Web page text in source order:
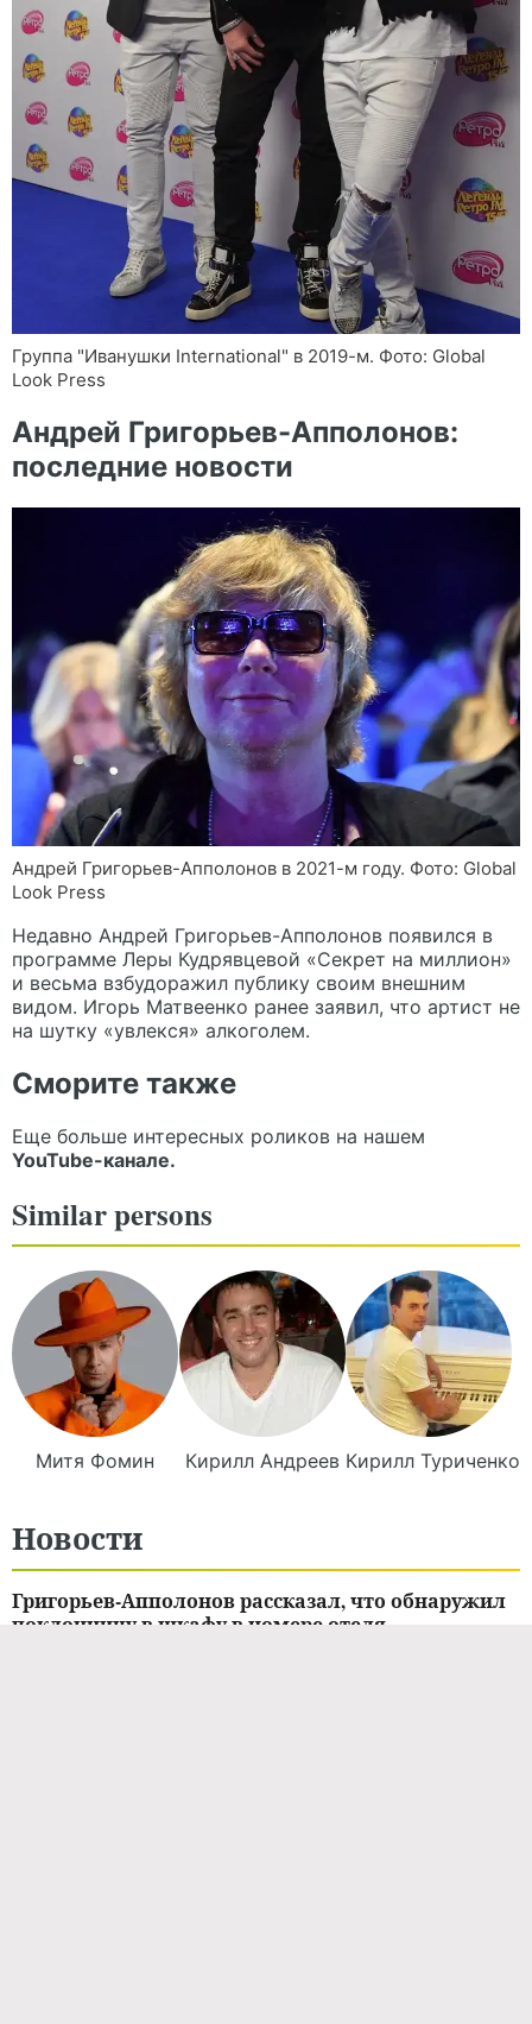
Группа "Иванушки International" в 2019-м. Фото: Global
Look Press
Андрей Григорьев-Апполонов:
последние новости
Андрей Григорьев-Апполонов в 2021-м году. Фото: Global
Look Press
Недавно Андрей Григорьев-Апполонов появился в
программе Леры Кудрявцевой «Секрет на миллион»
и весьма взбудоражил публику своим внешним
видом. Игорь Матвеенко ранее заявил, что артист не
на шутку «увлекся» алкоголем.
Сморите также
Еще больше интересных роликов на нашем
YouTube-канале.
Similar persons
Митя Фомин Кирилл Андреев Кирилл Туриченко
Новости
Григорьев-Апполонов рассказал, что обнаружил
поклонницу в шкафу в номере отеля